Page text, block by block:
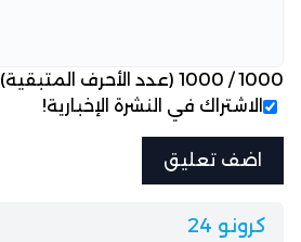
1000
/
1000 (عدد الأحرف المتبقية)
الاشتراك في النشرة الإخبارية!
كرونو 24